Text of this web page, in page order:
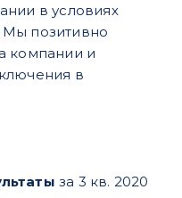
в условиях
позитивно
компании и
в
за 3 кв. 2020